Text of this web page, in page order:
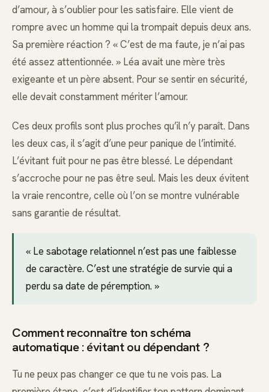
d’amour, à s’oublier pour les satisfaire. Elle vient de
rompre avec un homme qui la trompait depuis deux ans.
Sa première réaction ? « C’est de ma faute, je n’ai pas
été assez attentionnée. » Léa avait une mère très
exigeante et un père absent. Pour se sentir en sécurité,
elle devait constamment mériter l’amour.
Ces deux profils sont plus proches qu’il n’y paraît. Dans
les deux cas, il s’agit d’une peur panique de l’intimité.
L’évitant fuit pour ne pas être blessé. Le dépendant
s’accroche pour ne pas être seul. Mais les deux évitent
la vraie rencontre, celle où l’on se montre vulnérable
sans garantie de résultat.
« Le sabotage relationnel n’est pas une faiblesse
de caractère. C’est une stratégie de survie qui a
perdu sa date de péremption. »
Comment reconnaître ton schéma
automatique : évitant ou dépendant ?
Tu ne peux pas changer ce que tu ne vois pas. La